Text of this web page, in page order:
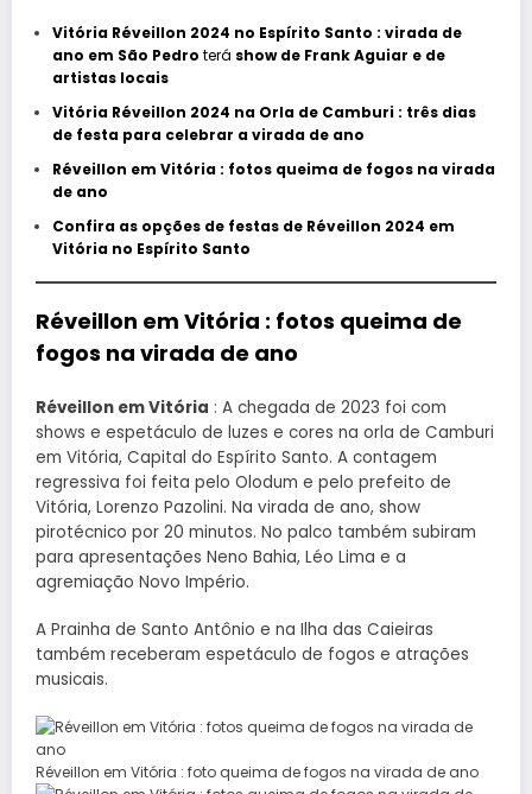
Vitória Réveillon 2024 no Espírito Santo : virada de
ano em São Pedro terá show de Frank Aguiar e de
artistas locais
Vitória Réveillon 2024 na Orla de Camburi : três dias
de festa para celebrar a virada de ano
Réveillon em Vitória : fotos queima de fogos na virada
de ano
Confira as opções de festas de Réveillon 2024 em
Vitória no Espírito Santo
Réveillon em Vitória : fotos queima de
fogos na virada de ano
Réveillon em Vitória : A chegada de 2023 foi com
shows e espetáculo de luzes e cores na orla de Camburi
em Vitória, Capital do Espírito Santo. A contagem
regressiva foi feita pelo Olodum e pelo prefeito de
Vitória, Lorenzo Pazolini. Na virada de ano, show
pirotécnico por 20 minutos. No palco também subiram
para apresentações Neno Bahia, Léo Lima e a
agremiação Novo Império.
A Prainha de Santo Antônio e na Ilha das Caieiras
também receberam espetáculo de fogos e atrações
musicais.
Réveillon em Vitória : foto queima de fogos na virada de ano